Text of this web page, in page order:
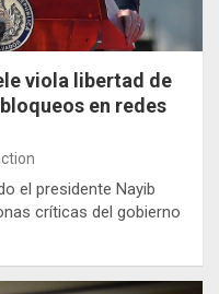
viola libertad de
en redes
el presidente Nayib
críticas del gobierno